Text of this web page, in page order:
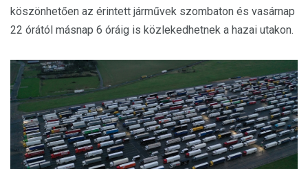
köszönhetően az érintett járművek szombaton és vasárnap
22 órától másnap 6 óráig is közlekedhetnek a hazai utakon.